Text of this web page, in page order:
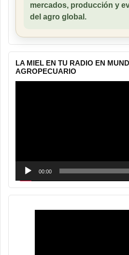
mercados, producción y
del agro global.
LA MIEL EN TU RADIO EN
AGROPECUARIO
00:00